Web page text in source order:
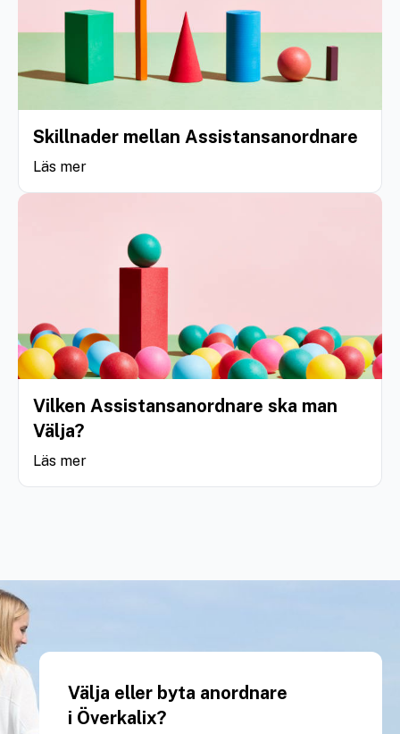
Skillnader mellan Assistansanordnare
Läs mer
Vilken Assistansanordnare ska man
Välja?
Läs mer
Välja eller byta anordnare
i Överkalix?